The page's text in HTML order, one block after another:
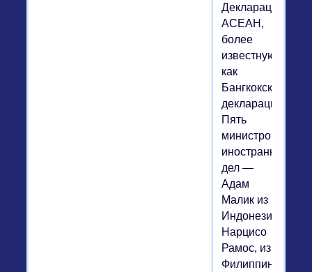
Декларацию
АСЕАН,
более
известную
как
Бангкокская
декларация.
Пять
министров
иностранных
дел —
Адам
Малик из
Индонезии,
Нарцисо
Рамос, из
Филиппин,